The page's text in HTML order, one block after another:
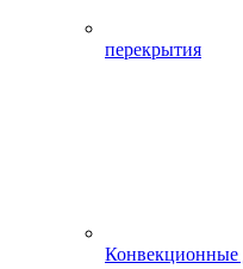
перекрытия
Конвекционные